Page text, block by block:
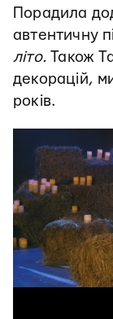
Порадила
автентичну
літо.Також
декорацій,
років.